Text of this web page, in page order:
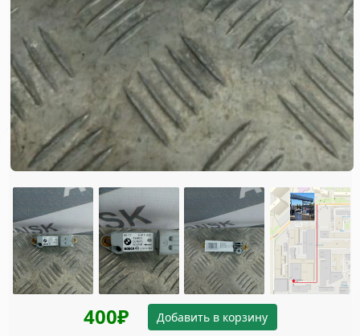
400₽ Добавить в корзину